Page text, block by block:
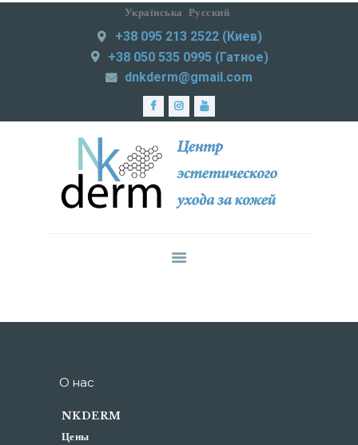
Українська Русский
+38 095 213 2522 (Киев)
+38 050 535 0995 (Гатное)
dnkderm@gmail.com
NKDERM
Центр эстетического ухода за кожей
ЛАЗЕРНАЯ
ЭПИЛЯЦИЯ
МЕДИЦИНСКАЯ
ПРАКТИКА
ИНЪЕКЦИОННАЯ
СМАС-ЛИФТИНГ
ФОТО ДО-ПОСЛЕ
ОТЗЫВЫ
КОНТАКТЫ
О нас
NKDERM
Цены